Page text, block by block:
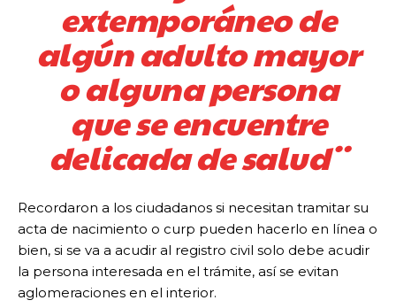
extemporáneo de
algún adulto mayor
o alguna persona
que se encuentre
delicada de salud¨
Recordaron a los ciudadanos si necesitan tramitar su
acta de nacimiento o curp pueden hacerlo en línea o
bien, si se va a acudir al registro civil solo debe acudir
la persona interesada en el trámite, así se evitan
aglomeraciones en el interior.